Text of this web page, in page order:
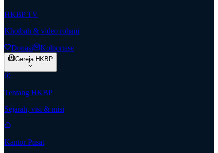
HKBP TV
Khotbah & video rohani
Donasi Kolportase
Gereja HKBP
Tentang HKBP
Sejarah, visi & misi
Kantor Pusat